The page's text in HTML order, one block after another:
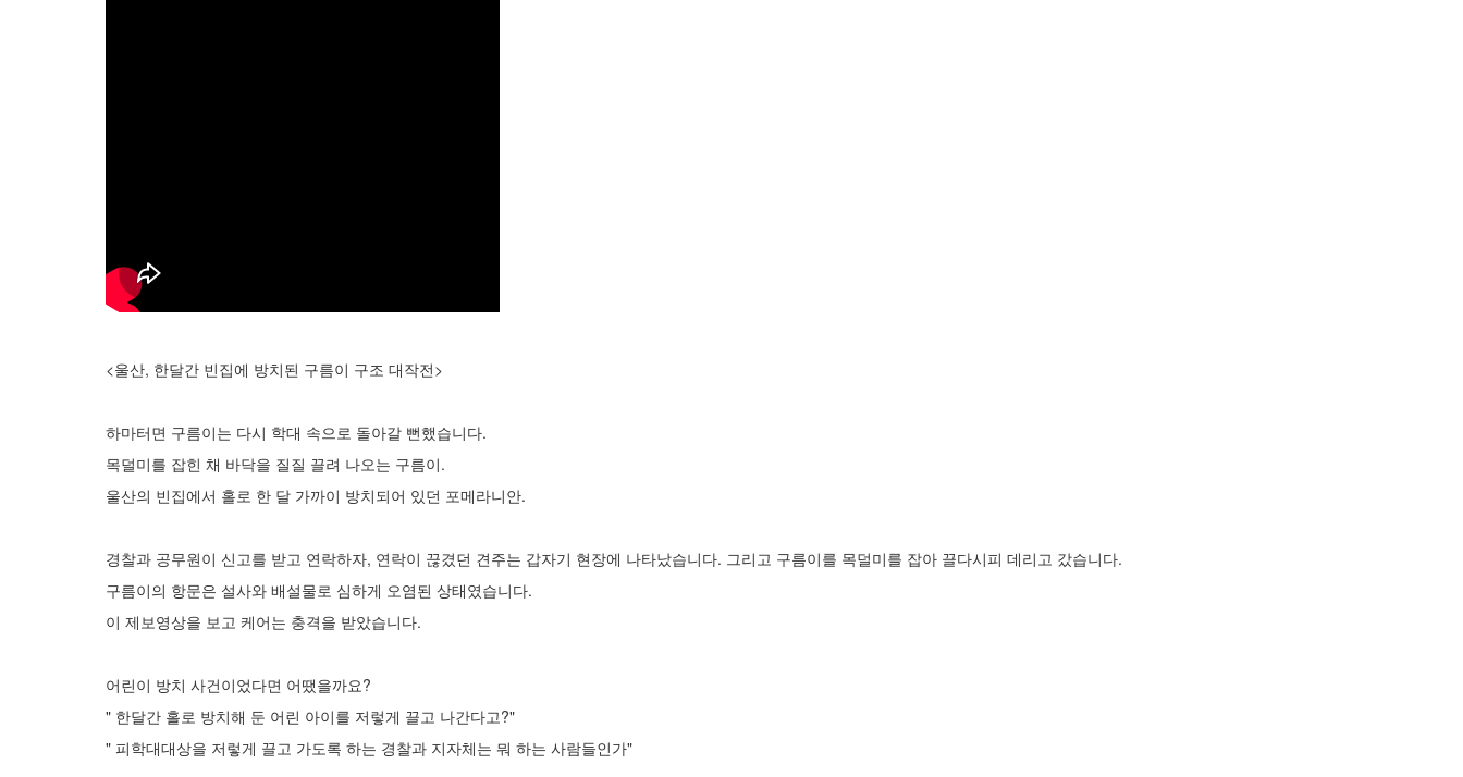
<울산, 한달간 빈집에 방치된 구름이 구조 대작전>
하마터면 구름이는 다시 학대 속으로 돌아갈 뻔했습니다.
목덜미를 잡힌 채 바닥을 질질 끌려 나오는 구름이.
울산의 빈집에서 홀로 한 달 가까이 방치되어 있던 포메라니안.
경찰과 공무원이 신고를 받고 연락하자, 연락이 끊겼던 견주는 갑자기 현장에 나타났습니다. 그리고 구름이를 목덜미를 잡아 끌다시피 데리고 갔습니다.
구름이의 항문은 설사와 배설물로 심하게 오염된 상태였습니다.
이 제보영상을 보고 케어는 충격을 받았습니다.
어린이 방치 사건이었다면 어땠을까요?
" 한달간 홀로 방치해 둔 어린 아이를 저렇게 끌고 나간다고?"
" 피학대대상을 저렇게 끌고 가도록 하는 경찰과 지자체는 뭐 하는 사람들인가"